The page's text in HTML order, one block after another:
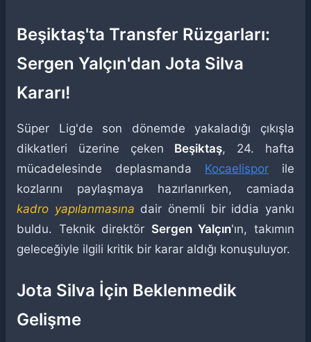
Beşiktaş'ta Transfer Rüzgarları:
Sergen Yalçın'dan Jota Silva
Kararı!
Süper Lig'de son dönemde yakaladığı çıkışla
dikkatleri üzerine çeken Beşiktaş, 24. hafta
mücadelesinde deplasmanda Kocaelispor ile
kozlarını paylaşmaya hazırlanırken, camiada
kadro yapılanmasına dair önemli bir iddia yankı
buldu. Teknik direktör Sergen Yalçın'ın, takımın
geleceğiyle ilgili kritik bir karar aldığı konuşuluyor.
Jota Silva İçin Beklenmedik
Gelişme